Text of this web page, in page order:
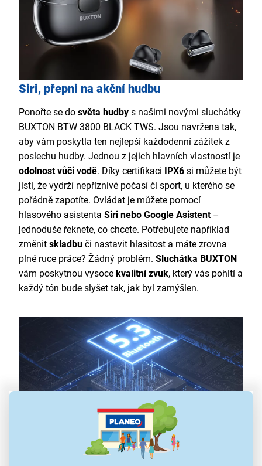
Siri, přepni na akční hudbu
Ponořte se do světa hudby s našimi novými sluchátky
BUXTON BTW 3800 BLACK TWS. Jsou navržena tak,
aby vám poskytla ten nejlepší každodenní zážitek z
poslechu hudby. Jednou z jejich hlavních vlastností je
odolnost vůči vodě. Díky certifikaci IPX6 si můžete být
jisti, že vydrží nepříznivé počasí či sport, u kterého se
pořádně zapotíte. Ovládat je můžete pomocí
hlasového asistenta Siri nebo Google Asistent –
jednoduše řeknete, co chcete. Potřebujete například
změnit skladbu či nastavit hlasitost a máte zrovna
plné ruce práce? Žádný problém. Sluchátka BUXTON
vám poskytnou vysoce kvalitní zvuk, který vás pohltí a
každý tón bude slyšet tak, jak byl zamýšlen.
Maximální komfort a kvalita zvuku